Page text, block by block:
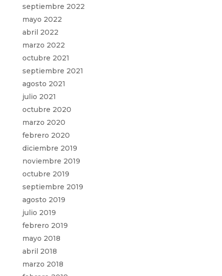
septiembre 2022
mayo 2022
abril 2022
marzo 2022
octubre 2021
septiembre 2021
agosto 2021
julio 2021
octubre 2020
marzo 2020
febrero 2020
diciembre 2019
noviembre 2019
octubre 2019
septiembre 2019
agosto 2019
julio 2019
febrero 2019
mayo 2018
abril 2018
marzo 2018